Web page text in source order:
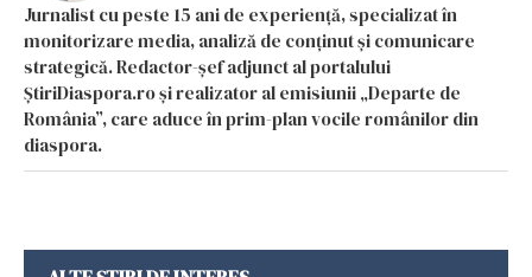
Jurnalist cu peste 15 ani de experiență, specializat în
monitorizare media, analiză de conținut și comunicare
strategică. Redactor-șef adjunct al portalului
ȘtiriDiaspora.ro și realizator al emisiunii „Departe de
România”, care aduce în prim-plan vocile românilor din
diaspora.